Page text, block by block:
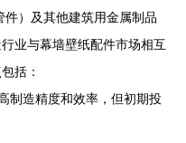
）及其他建筑用金属制品
业与幕墙壁纸配件市场相互
括：
制造精度和效率，但初期投